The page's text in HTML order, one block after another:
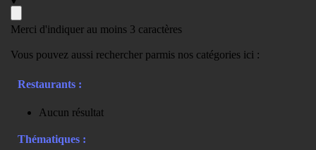
Merci d'indiquer au moins 3 caractères
Vous pouvez aussi rechercher parmis nos catégories ici :
Restaurants :
Aucun résultat
Thématiques :